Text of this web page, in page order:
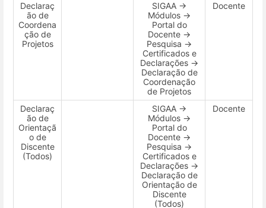
Declaraç
ão de
Coordena
ção de
Projetos
SIGAA →
Módulos →
Portal do
Docente →
Pesquisa →
Certificados e
Declarações →
Declaração de
Coordenação
de Projetos
Docente
Declaraç
ão de
Orientaçã
o de
Discente
(Todos)
SIGAA →
Módulos →
Portal do
Docente →
Pesquisa →
Certificados e
Declarações →
Declaração de
Orientação de
Discente
(Todos)
Docente